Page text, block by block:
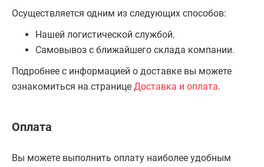
Осуществляется одним из следующих способов:
Нашей логистической службой.
Самовывоз с ближайшего склада компании.
Подробнее с информацией о доставке вы можете
ознакомиться на странице Доставка и оплата.
Оплата
Вы можете выполнить оплату наиболее удобным